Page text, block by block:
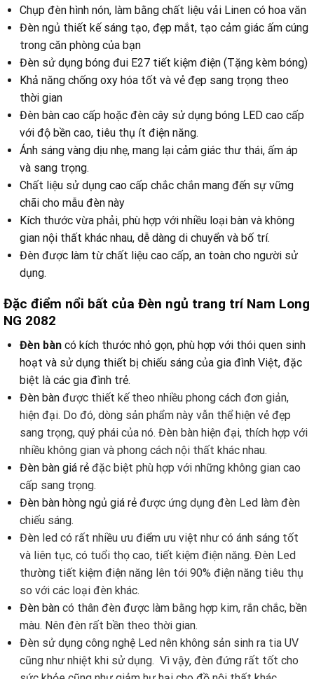
Chụp đèn hình nón, làm bằng chất liệu vải Linen có hoa văn
Đèn ngủ thiết kế sáng tạo, đẹp mắt, tạo cảm giác ấm cúng
trong căn phòng của bạn
Đèn sử dụng bóng đui E27 tiết kiệm điện (Tặng kèm bóng)
Khả năng chống oxy hóa tốt và vẻ đẹp sang trọng theo
thời gian
Đèn bàn cao cấp hoặc đèn cây sử dụng bóng LED cao cấp
với độ bền cao, tiêu thụ ít điện năng.
Ánh sáng vàng dịu nhẹ, mang lại cảm giác thư thái, ấm áp
và sang trọng.
Chất liệu sử dụng cao cấp chắc chắn mang đến sự vững
chãi cho mẫu đèn này
Kích thước vừa phải, phù hợp với nhiều loại bàn và không
gian nội thất khác nhau, dễ dàng di chuyển và bố trí.
Đèn được làm từ chất liệu cao cấp, an toàn cho người sử
dụng.
Đặc điểm nổi bất của Đèn ngủ trang trí Nam Long
NG 2082
Đèn bàn có kích thước nhỏ gọn, phù hợp với thói quen sinh
hoạt và sử dụng thiết bị chiếu sáng của gia đình Việt, đặc
biệt là các gia đình trẻ.
Đèn bàn được thiết kế theo nhiều phong cách đơn giản,
hiện đại. Do đó, dòng sản phẩm này vẫn thể hiện vẻ đẹp
sang trọng, quý phái của nó. Đèn bàn hiện đại, thích hợp với
nhiều không gian và phong cách nội thất khác nhau.
Đèn bàn giá rẻ đặc biệt phù hợp với những không gian cao
cấp sang trọng.
Đèn bàn hòng ngủ giá rẻ được ứng dụng đèn Led làm đèn
chiếu sáng.
Đèn led có rất nhiều ưu điểm ưu việt như có ánh sáng tốt
và liên tục, có tuổi thọ cao, tiết kiệm điện năng. Đèn Led
thường tiết kiệm điện năng lên tới 90% điện năng tiêu thụ
so với các loại đèn khác.
Đèn bàn có thân đèn được làm bằng hợp kim, rắn chắc, bền
màu. Nên đèn rất bền theo thời gian.
Đèn sử dụng công nghệ Led nên không sản sinh ra tia UV
cũng như nhiệt khi sử dụng. Vì vậy, đèn đứng rất tốt cho